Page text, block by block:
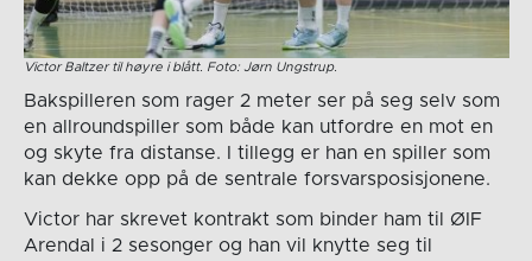
Victor Baltzer til høyre i blått. Foto: Jørn Ungstrup.
Bakspilleren som rager 2 meter ser på seg selv som
en allroundspiller som både kan utfordre en mot en
og skyte fra distanse. I tillegg er han en spiller som
kan dekke opp på de sentrale forsvarsposisjonene.
Victor har skrevet kontrakt som binder ham til ØIF
Arendal i 2 sesonger og han vil knytte seg til